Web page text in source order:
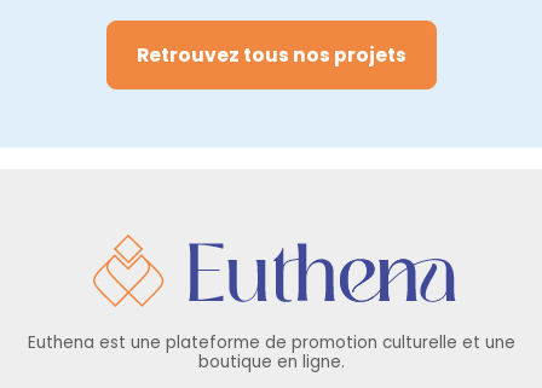
Retrouvez tous nos projets
Euthena est une plateforme de promotion culturelle et une
boutique en ligne.